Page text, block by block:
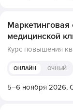
Маркетинговая
медицинской
Курс повышения
ОНЛАЙН ОЧНЫЙ
5–6 ноября 2026,